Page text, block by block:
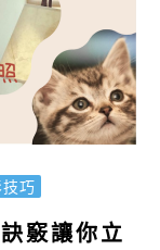
巧
竅讓你立